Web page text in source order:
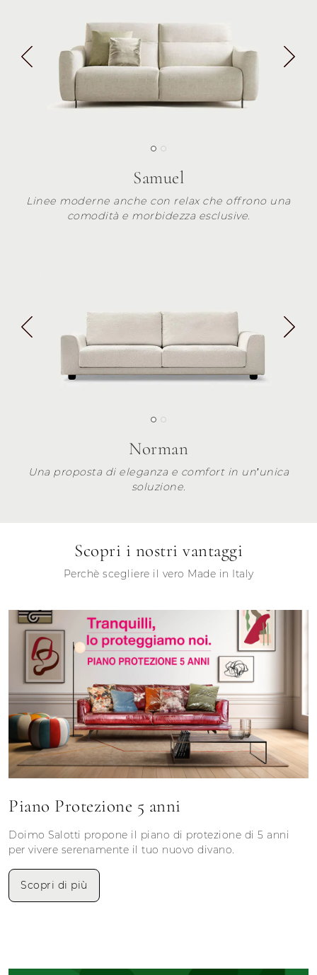
Samuel
Linee moderne anche con relax che offrono una
comodità e morbidezza esclusive.
Norman
Una proposta di eleganza e comfort in un’unica
soluzione.
Scopri i nostri vantaggi
Perchè scegliere il vero Made in Italy
Piano Protezione 5 anni
Doimo Salotti propone il piano di protezione di 5 anni
per vivere serenamente il tuo nuovo divano.
Scopri di più